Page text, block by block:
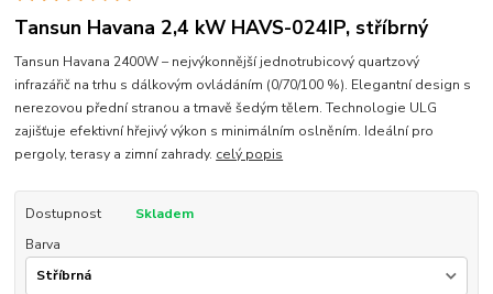
Tansun Havana 2,4 kW HAVS-024IP, stříbrný
Tansun Havana 2400W – nejvýkonnější jednotrubicový quartzový
infrazářič na trhu s dálkovým ovládáním (0/70/100 %). Elegantní design s
nerezovou přední stranou a tmavě šedým tělem. Technologie ULG
zajišťuje efektivní hřejivý výkon s minimálním oslněním. Ideální pro
pergoly, terasy a zimní zahrady. celý popis
Dostupnost
Skladem
Barva